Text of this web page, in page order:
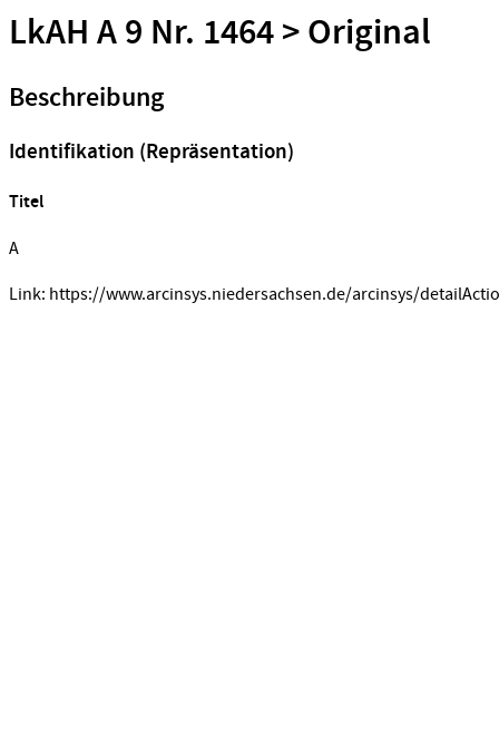
LkAH A 9 Nr. 1464 > Original
Beschreibung
Identifikation (Repräsentation)
Titel
A
Link: https://www.arcinsys.niedersachsen.de/arcinsys/